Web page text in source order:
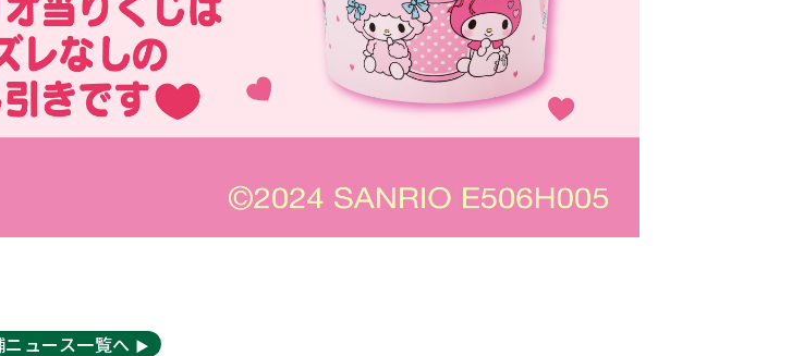
ニュース一覧へ ▶︎